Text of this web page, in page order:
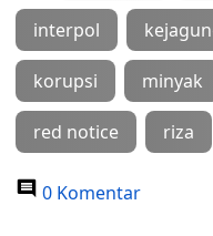
interpol
korupsi minyak
red notice riza
0 Komentar